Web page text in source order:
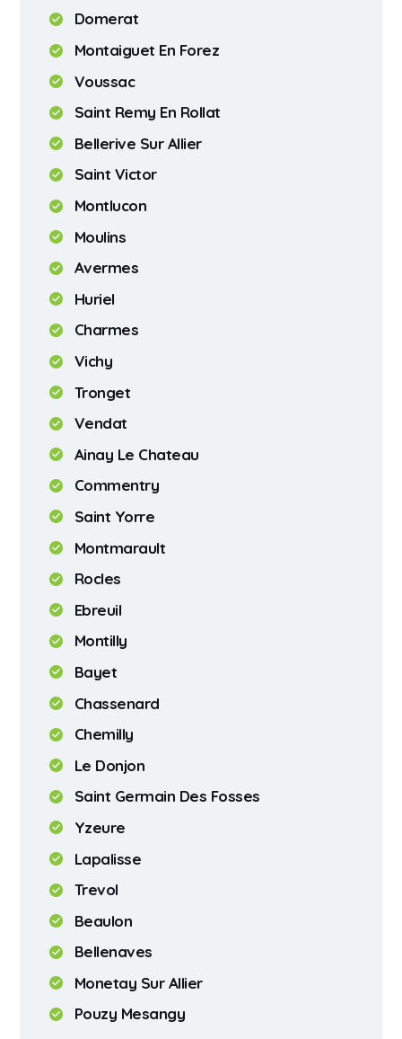
Domerat
Montaiguet En Forez
Voussac
Saint Remy En Rollat
Bellerive Sur Allier
Saint Victor
Montlucon
Moulins
Avermes
Huriel
Charmes
Vichy
Tronget
Vendat
Ainay Le Chateau
Commentry
Saint Yorre
Montmarault
Rocles
Ebreuil
Montilly
Bayet
Chassenard
Chemilly
Le Donjon
Saint Germain Des Fosses
Yzeure
Lapalisse
Trevol
Beaulon
Bellenaves
Monetay Sur Allier
Pouzy Mesangy